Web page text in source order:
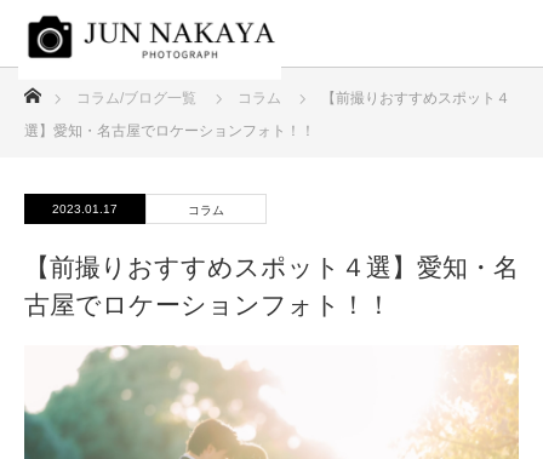
コラム/ブログ一覧 コラム
【前撮りおすすめスポット４
選】愛知・名古屋でロケーションフォト！！
2023.01.17 コラム
【前撮りおすすめスポット４選】愛知・名
古屋でロケーションフォト！！